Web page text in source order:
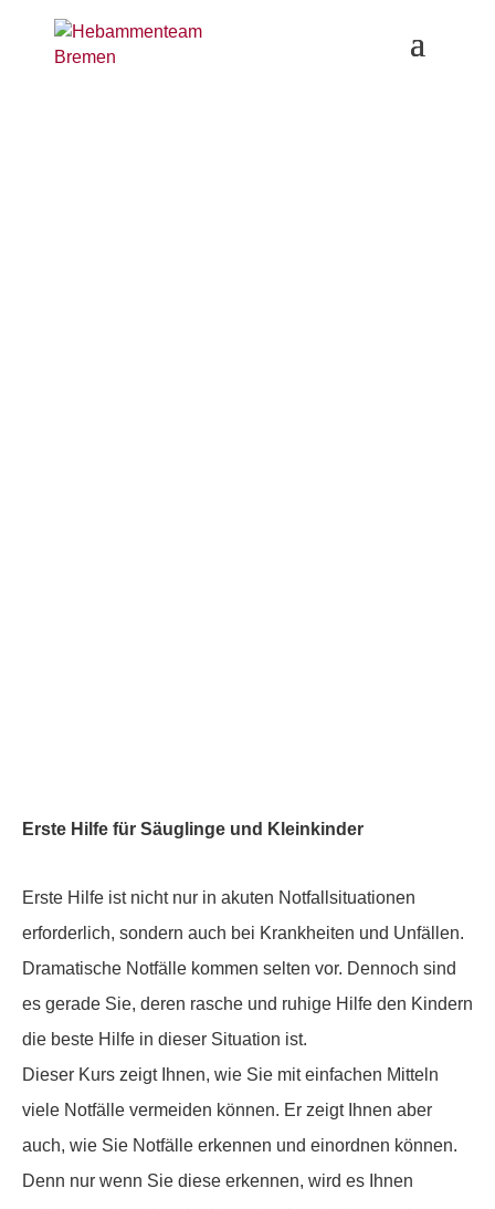
Erste Hilfe für Säuglinge und Kleinkinder
Erste Hilfe ist nicht nur in akuten Notfallsituationen
erforderlich, sondern auch bei Krankheiten und Unfällen.
Dramatische Notfälle kommen selten vor. Dennoch sind
es gerade Sie, deren rasche und ruhige Hilfe den Kindern
die beste Hilfe in dieser Situation ist.
Dieser Kurs zeigt Ihnen, wie Sie mit einfachen Mitteln
viele Notfälle vermeiden können. Er zeigt Ihnen aber
auch, wie Sie Notfälle erkennen und einordnen können.
Denn nur wenn Sie diese erkennen, wird es Ihnen